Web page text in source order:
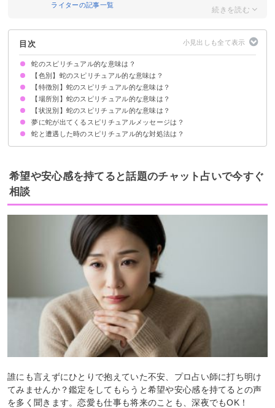
ライターの記事一覧
目次
蛇のスピリチュアル的な意味は？
①幸運の到来
②恋愛運UP
③ビジネスチャンスの訪れ
④悩みの解決
⑤金運UP
状況によって意味が決まる
【色別】蛇のスピリチュアル的な意味は？
白蛇を見るスピリチュアル的意味
緑の蛇を見るスピリチュアル的意味
茶色の蛇を見るスピリチュアル的意味
黒蛇を見るスピリチュアル的意味
【特徴別】蛇のスピリチュアル的な意味は？
死んだ蛇を見るスピリチュアル的意味
小さい蛇を見るスピリチュアル的意味
とぐろを巻いている蛇を見るスピリチュアル的意味
つがいの蛇を見るスピリチュアル的意味
アオダイショウを見るスピリチュアル的意味
【場所別】蛇のスピリチュアル的な意味は？
道端で蛇を見るスピリチュアル的意味
庭で蛇を見るスピリチュアル的意味
玄関で蛇を見るスピリチュアル的意味
神社・お寺で蛇を見るスピリチュアル的意味
お墓で蛇を見るスピリチュアル的意味
【状況別】蛇のスピリチュアル的な意味は？
蛇が目の前を横切るスピリチュアル的意味
蛇をよく見るスピリチュアル的意味
蛇を踏むスピリチュアル的意味
蛇の抜け殻を見るスピリチュアル的意味
夢に蛇が出てくるスピリチュアルメッセージは？
蛇と遭遇した時のスピリチュアル的な対処法は？
落ち着いて距離を取る
心の中で挨拶する
希望や安心感を持てると話題のチャット占いで今すぐ
相談
誰にも言えずにひとりで抱えていた不安、プロ占い師に打ち明け
てみませんか？鑑定をしてもらうと希望や安心感を持てるとの声
を多く聞きます。恋愛も仕事も将来のことも、深夜でもOK！